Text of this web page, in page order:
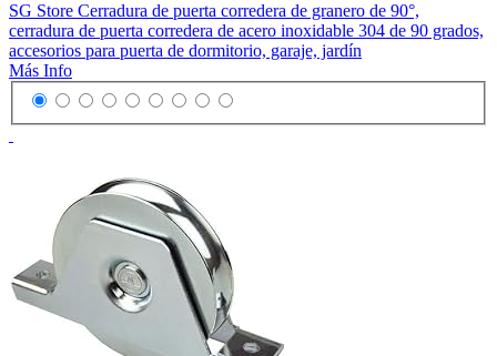
SG Store Cerradura de puerta corredera de granero de 90°,
cerradura de puerta corredera de acero inoxidable 304 de 90 grados,
accesorios para puerta de dormitorio, garaje, jardín
Más Info